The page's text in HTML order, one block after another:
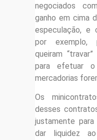
negociados
ganho em cima
especulação, e
por exemplo,
queiram
para efetuar o
mercadorias
Os
desses
justamente
dar liquidez